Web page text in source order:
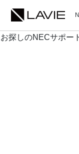
お探しのNECサポー